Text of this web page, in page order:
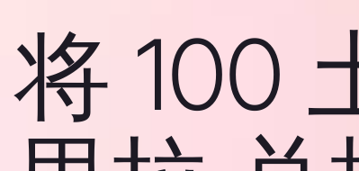
将 100